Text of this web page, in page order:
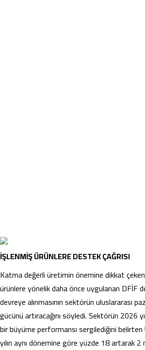
İŞLENMİŞ ÜRÜNLERE DESTEK ÇAĞRISI
Katma değerli üretimin önemine dikkat
ürünlere yönelik daha önce uygulanan DFİF
devreye alınmasının sektörün uluslararası
gücünü artıracağını söyledi. Sektörün 2026
bir büyüme performansı sergilediğini belirten
yılın aynı dönemine göre yüzde 18 artarak